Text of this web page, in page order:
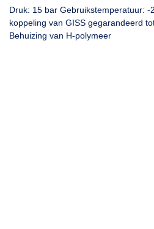
Druk: 15 bar Gebruikstemperatuur: -
koppeling van GISS gegarandeerd
Behuizing van H-polymeer